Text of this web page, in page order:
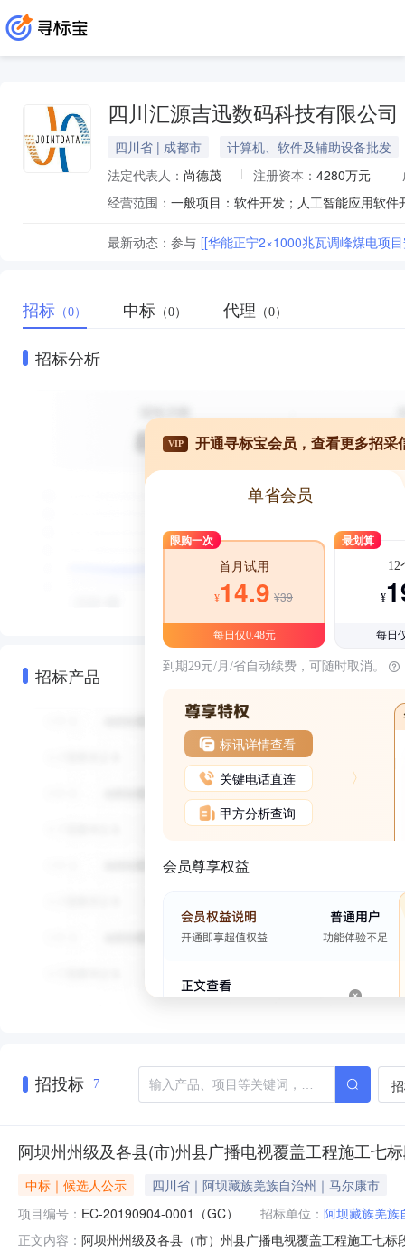
四川汇源吉迅数码科技有限公司
四川省 | 成都市
计算机、软件及辅助设备批发
法定代表人： 尚德茂 注册资本： 4280万元
经营范围：
最新动态： 参与 [[华能正宁2×1000兆瓦调峰煤电项
招标 （0） 中标 （0） 代理 （0）
招标分析
招标产品
VIP 开通寻标宝会员，查看更多招采
单省会员
限购一次
首月试用
¥14.9 ¥39
每日仅0.48元
最划算
12
¥
每日
到期29元/月/省自动续费，可随时取消。
标讯详情查看
关键电话直连
甲方分析查询
会员尊享权益
招投标 7
阿坝州州级及各县(市)州县广播电视覆盖工程施工七
中标｜候选人公示
四川省｜阿坝藏族羌族自治州｜马尔康市
项目编号： EC-20190904-0001（GC） 招标单位： 阿坝藏族羌族
正文内容： 阿坝州州级及各县（市）州县广播电视覆盖工程施工七